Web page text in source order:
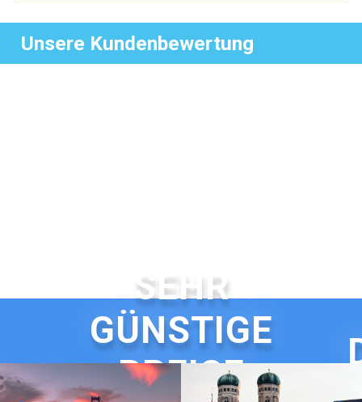
Unsere Kundenbewertung
SEHR
GÜNSTIGE
PREISE